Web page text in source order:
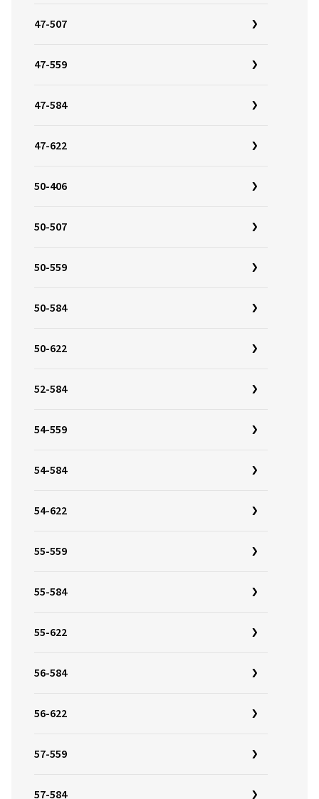
47-507
47-559
47-584
47-622
50-406
50-507
50-559
50-584
50-622
52-584
54-559
54-584
54-622
55-559
55-584
55-622
56-584
56-622
57-559
57-584